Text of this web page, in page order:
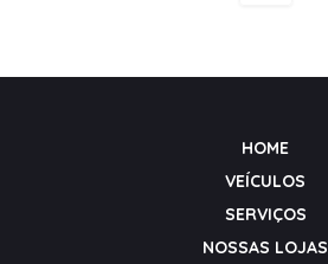
HOME
VEÍCULOS
SERVIÇOS
NOSSAS LOJAS